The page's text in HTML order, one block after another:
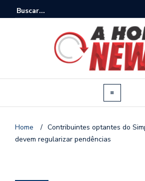
Home / Contribuintes optantes do
devem regularizar pendências